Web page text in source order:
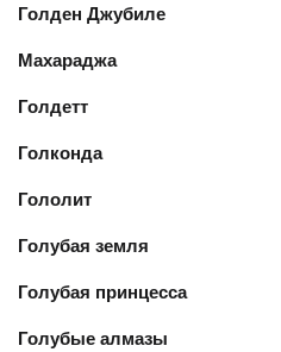
Голден Джубиле
Махараджа
Голдетт
Голконда
Гололит
Голубая земля
Голубая принцесса
Голубые алмазы